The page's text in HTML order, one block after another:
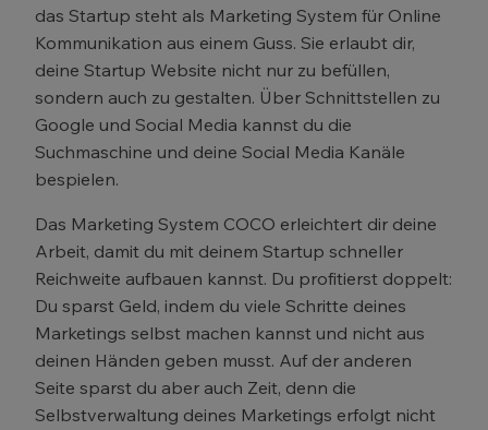
das Startup steht als Marketing System für Online
Kommunikation aus einem Guss. Sie erlaubt dir,
deine Startup Website nicht nur zu befüllen,
sondern auch zu gestalten. Über Schnittstellen zu
Google und Social Media kannst du die
Suchmaschine und deine Social Media Kanäle
bespielen.
Das Marketing System COCO erleichtert dir deine
Arbeit, damit du mit deinem Startup schneller
Reichweite aufbauen kannst. Du profitierst doppelt:
Du sparst Geld, indem du viele Schritte deines
Marketings selbst machen kannst und nicht aus
deinen Händen geben musst. Auf der anderen
Seite sparst du aber auch Zeit, denn die
Selbstverwaltung deines Marketings erfolgt nicht